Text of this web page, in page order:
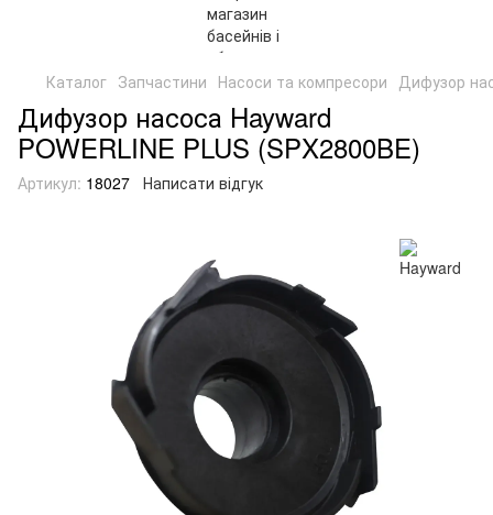
Каталог Запчастини Насоси та компресори Дифузор
Дифузор насоса Hayward
POWERLINE PLUS (SPX2800BE)
Артикул: 18027 Написати відгук